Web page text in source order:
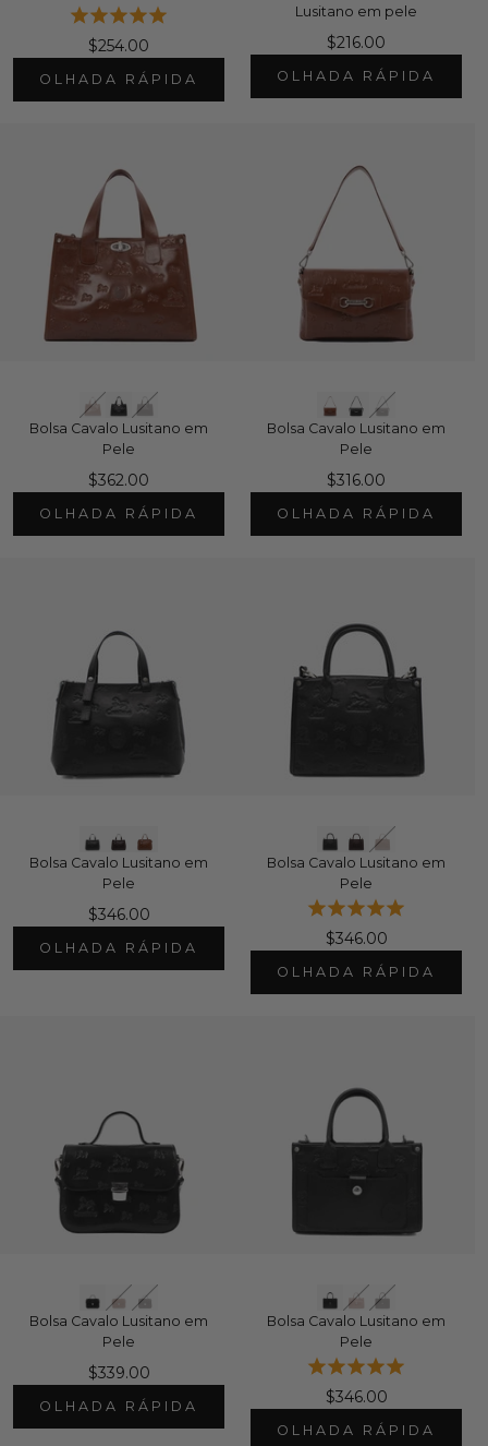
$254.00
OLHADA RÁPIDA
Lusitano em pele
$216.00
OLHADA RÁPIDA
Bolsa Cavalo Lusitano em
Pele
$362.00
OLHADA RÁPIDA
Bolsa Cavalo Lusitano em
Pele
$316.00
OLHADA RÁPIDA
Bolsa Cavalo Lusitano em
Pele
$346.00
OLHADA RÁPIDA
Bolsa Cavalo Lusitano em
Pele
$346.00
OLHADA RÁPIDA
Bolsa Cavalo Lusitano em
Pele
$339.00
OLHADA RÁPIDA
Bolsa Cavalo Lusitano em
Pele
$346.00
OLHADA RÁPIDA